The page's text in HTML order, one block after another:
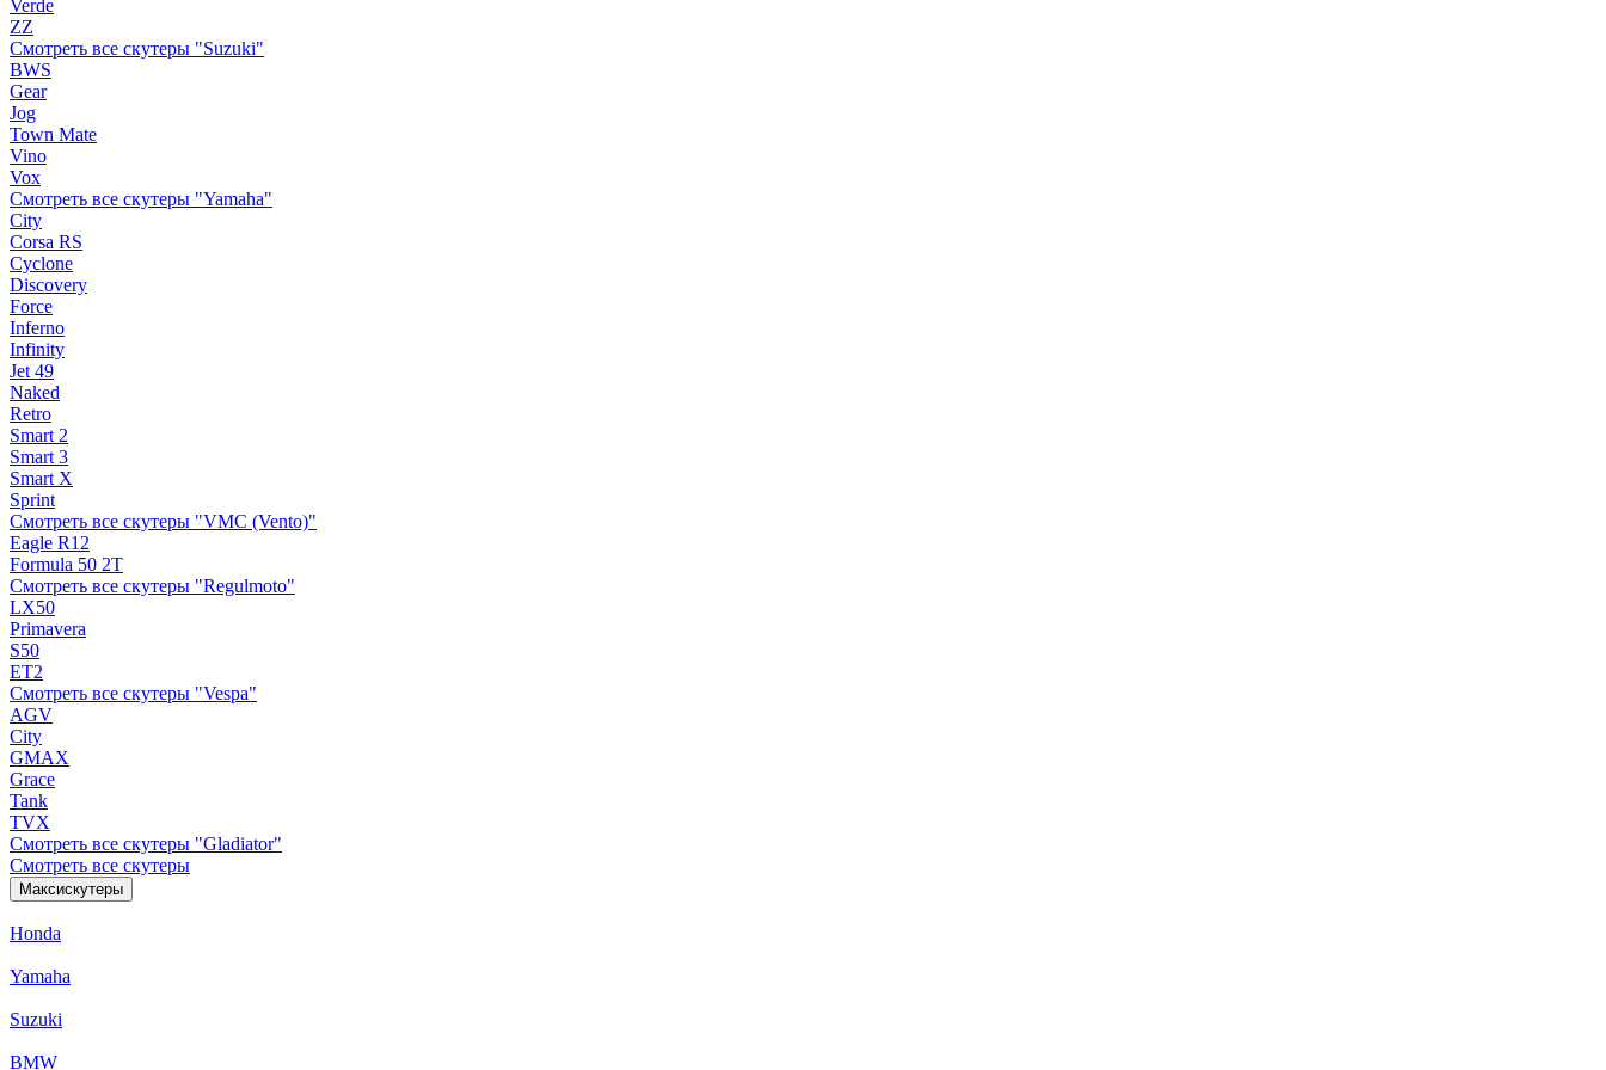
Verde
ZZ
Смотреть все скутеры "Suzuki"
BWS
Gear
Jog
Town Mate
Vino
Vox
Смотреть все скутеры "Yamaha"
City
Corsa RS
Cyclone
Discovery
Force
Inferno
Infinity
Jet 49
Naked
Retro
Smart 2
Smart 3
Smart X
Sprint
Смотреть все скутеры "VMC (Vento)"
Eagle R12
Formula 50 2Т
Смотреть все скутеры "Regulmoto"
LX50
Primavera
S50
ET2
Смотреть все скутеры "Vespa"
AGV
City
GMAX
Grace
Tank
TVX
Смотреть все скутеры "Gladiator"
Смотреть все скутеры
Максискутеры
Honda
Yamaha
Suzuki
BMW